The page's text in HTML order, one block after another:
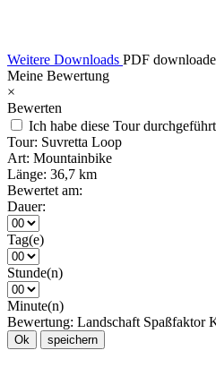
Weitere Downloads PDF
Meine Bewertung
×
Bewerten
Ich habe diese Tour durchgeführt
Tour: Suvretta Loop
Art: Mountainbike
Länge: 36,7 km
Bewertet am:
Dauer:
Tag(e)
Stunde(n)
Minute(n)
Bewertung: Landschaft Spaßfaktor
Ok speichern